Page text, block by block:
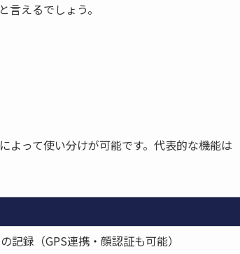
えるでしょう。
よって使い分けが可能です。代表的な機能は
記録（GPS連携・顔認証も可能）